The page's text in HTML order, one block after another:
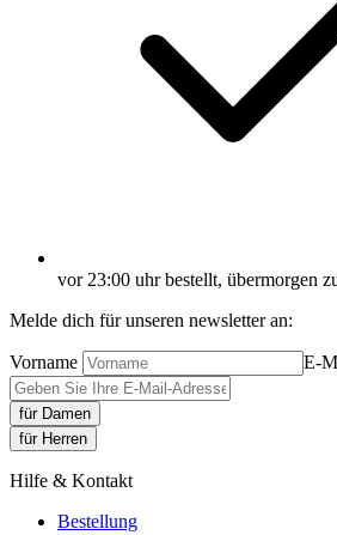
vor 23:00 uhr bestellt, übermorgen
Melde dich für unseren newsletter an:
Vorname E-
für Damen
für Herren
Hilfe & Kontakt
Bestellung